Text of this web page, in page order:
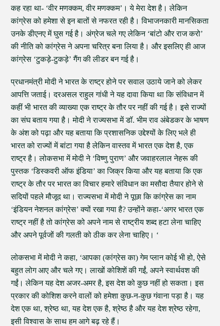
कह रहा था- ‘वीर मणक्‍कम, वीर मणक्‍कम’। ये मेरा देश है। लेकिन
कांग्रेस को हमेशा से इन बातों से नफरत रही है। विभाजनकारी मानसिकता
उनके डीएनए में घुस गई है। अंग्रेज चले गए लेकिन ‘बांटो और राज करो’
की नीति को कांग्रेस ने अपना चरित्र बना लिया है। और इसलिए ही आज
कांग्रेस ‘टुकड़े-टुकड़े’ गैंग की लीडर बन गई है।
प्रधानमंत्री मोदी ने भारत के राष्ट्र होने पर सवाल उठाये जाने को लेकर
आपत्ति जताई। दरअसल राहुल गांधी ने यह दावा किया था कि संविधान में
कहीं भी भारत की व्याख्या एक राष्ट्र के तौर पर नहीं की गई है। इसे राज्यों
का संघ बताय गया है। मोदी ने राज्यसभा में डॉ. भीम राव अंबेडकर के भाषण
के अंश को पढ़ा और यह बताया कि प्रशासनिक उद्देश्यों के लिए भले ही
भारत को राज्यों में बांटा गया है लेकिन वास्तव में भारत एक देश है, एक
राष्ट्र है। लोकसभा में मोदी ने ‘विष्णु पुराण’ और जवाहरलाल नेहरू की
पुस्तक ‘डिस्कवरी ऑफ इंडिया’ का जिक्र किया और यह बताया कि एक
राष्ट्र के तौर पर भारत का विचार हमारे संविधान का मसौदा तैयार होने से
सदियों पहले मौजूद था। राज्यसभा में मोदी ने पूछा कि कांग्रेस का नाम
‘इंडियन नेशनल कांग्रेस’ क्यों रखा गया है? उन्होंने कहा-‘अगर भारत एक
राष्ट्र नहीं है तो कांग्रेस को अपने नाम से राष्ट्रीय शब्द हटा लेना चाहिए
और अपने पूर्वजों की गलती को ठीक कर लेना चाहिए। ‘
लोकसभा में मोदी ने कहा, ‘आपका (कांग्रेस का) गेम प्‍लान कोई भी हो, ऐसे
बहुत लोग आए और चले गए। लाखों कोशिशें की गईं, अपने स्‍वार्थवश की
गईं। लेकिन यह देश अजर-अमर है, इस देश को कुछ नहीं हो सकता। इस
प्रकार की कोशिश करने वालों को हमेशा कुछ-न-कुछ गंवाना पड़ा है। यह
देश एक था, श्रेष्ठ था, यह देश एक है, श्रेष्‍ठ है और यह देश श्रेष्‍ठ रहेगा,
इसी विश्‍वास के साथ हम आगे बढ़ रहे हैं।